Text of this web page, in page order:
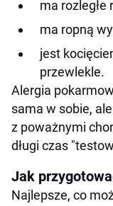
ma rozległe
ma ropną
jest
przewlekle.
Alergia
sama w sobie,
z poważnymi
długi czas
Jak
Najlepsze, co